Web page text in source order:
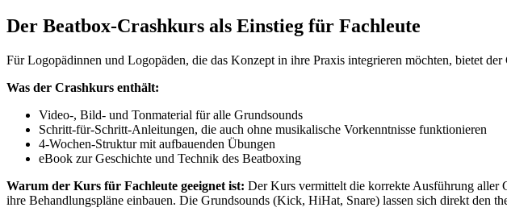
Der Beatbox-Crashkurs als Einstieg für Fachleute
Für Logopädinnen und Logopäden, die das Konzept in ihre Praxis integrieren möchten, bietet
Was der Crashkurs enthält:
Video-, Bild- und Tonmaterial für alle Grundsounds
Schritt-für-Schritt-Anleitungen, die auch ohne musikalische Vorkenntnisse funktionieren
4-Wochen-Struktur mit aufbauenden Übungen
eBook zur Geschichte und Technik des Beatboxing
Warum der Kurs für Fachleute geeignet ist: Der Kurs vermittelt die korrekte Ausführung aller
ihre Behandlungspläne einbauen. Die Grundsounds (Kick, HiHat, Snare) lassen sich direkt den